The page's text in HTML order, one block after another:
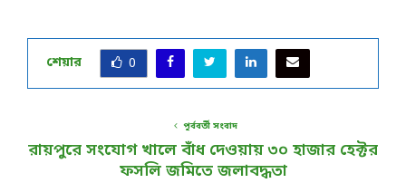
শেয়ার 0
পূর্ববর্তী সংবাদ
রায়পুরে সংযোগ খালে বাঁধ দেওয়ায় ৩০ হাজার হেক্টর
ফসলি জমিতে জলাবদ্ধতা